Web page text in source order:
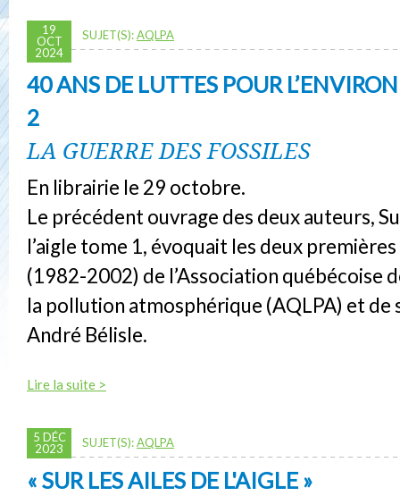
19
OCT
2024
SUJET(S):AQLPA
40 ANS DE LUTTES POUR
2
LA GUERRE DES FOSSILES
En librairie le 29 octobre.
Le précédent ouvrage des deux auteurs,
l’aigle tome 1, évoquait les deux
(1982-2002) de l’Association québécoise
la pollution atmosphérique (AQLPA) et de
André Bélisle.
Lire la suite >
5 DÉC
2023
SUJET(S):AQLPA
« SUR LES AILES DE L'AIGLE »